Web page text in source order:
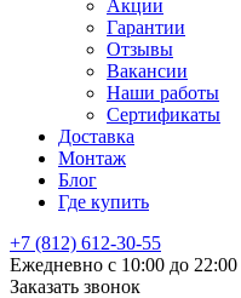
Акции
Гарантии
Отзывы
Вакансии
Наши работы
Сертификаты
Доставка
Монтаж
Блог
Где купить
+7 (812) 612-30-55
Ежедневно с 10:00 до 22:00
Заказать звонок